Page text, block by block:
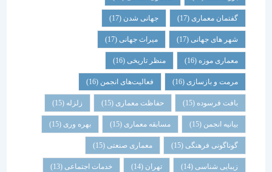
گفتمان معماری (17) جهانی شدن(17)
شهر های جهانی(17) میراث جهانی(17)
معماری موزه(16) منظر تاریخی (16)
مرمت و بازسازی(16) فعالیت‌های انجمن(16)
بافت فرسوده (15) حفاظت معماری (15) زلزله
بیانیه انجمن(15) مسابقه معماری (15) بهره وری(15)
گوناگونی فرهنگی (15) معماری صنعتی(15)
زیبایی شناسی (14) تهران خدمات اجتماعی (13)